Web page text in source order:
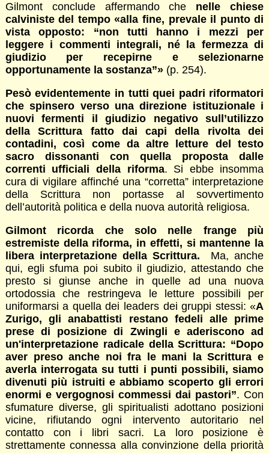
Gilmont conclude affermando che nelle chiese
calviniste del tempo «alla fine, prevale il punto di
vista opposto: “non tutti hanno i mezzi per
leggere i commenti integrali, né la fermezza di
giudizio per recepirne e selezionarne
opportunamente la sostanza”»(p. 254).
Pesò evidentemente in tutti quei padri riformatori
che spinsero verso una direzione istituzionale i
nuovi fermenti il giudizio negativo sull’utilizzo
della Scrittura fatto dai capi della rivolta dei
contadini, così come da altre letture del testo
sacro dissonanti con quella proposta dalle
correnti ufficiali della riforma. Si ebbe insomma
cura di vigilare affinché una “corretta” interpretazione
della Scrittura non portasse al sovvertimento
dell’autorità politica e della nuova autorità religiosa.
Gilmont ricorda che solo nelle frange più
estremiste della riforma, in effetti, si mantenne la
libera interpretazione della Scrittura. Ma, anche
qui, egli sfuma poi subito il giudizio, attestando che
presto si giunse anche in quelle ad una nuova
ortodossia che restringeva le letture possibili per
uniformarsi a quella dei leaders dei gruppi stessi: «A
Zurigo, gli anabattisti restano fedeli alle prime
prese di posizione di Zwingli e aderiscono ad
un'interpretazione radicale della Scrittura: “Dopo
aver preso anche noi fra le mani la Scrittura e
averla interrogata su tutti i punti possibili, siamo
divenuti più istruiti e abbiamo scoperto gli errori
enormi e vergognosi commessi dai pastori”. Con
sfumature diverse, gli spiritualisti adottano posizioni
vicine, rifiutando ogni intervento autoritario nel
contatto con i libri sacri. La loro posizione è
strettamente connessa alla convinzione della priorità